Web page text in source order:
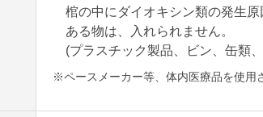
棺の中にダイオキシン類の発生
ある物は、入れられません。
(プラスチック製品、ビン、缶類
※ペースメーカー等、体内医療品を使用